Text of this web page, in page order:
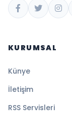
KURUMSAL
Künye
İletişim
RSS Servisleri